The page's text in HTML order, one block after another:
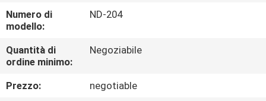
VISITA
DELLA
FABBRICA
Numero di
modello:
ND-204
Quantità di
ordine minimo:
Negoziabile
Prezzo:
negotiable